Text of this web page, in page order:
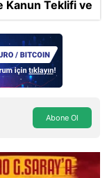
Kanun Teklifi ve
güvenlik
masada
Abone Ol